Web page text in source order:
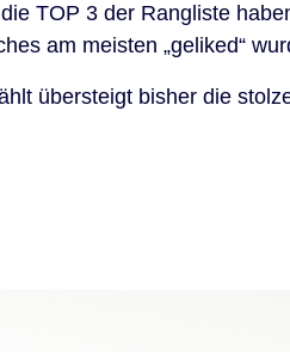
TOP 3 der Rangliste
am meisten „geliked“
übersteigt bisher die